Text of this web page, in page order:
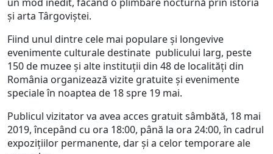
și arta Târgoviştei.
Fiind unul dintre cele mai populare şi longevive
evenimente culturale destinate publicului larg, peste
150 de muzee şi alte instituţii din 48 de localităţi din
România organizează vizite gratuite şi evenimente
speciale în noaptea de 18 spre 19 mai.
Publicul vizitator va avea acces gratuit sâmbătă, 18 mai
2019, începând cu ora 18:00, până la ora 24:00, în cadrul
expozițiilor permanente, dar și a celor temporare ale